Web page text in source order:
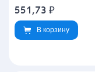
551,73 ₽
В корзину